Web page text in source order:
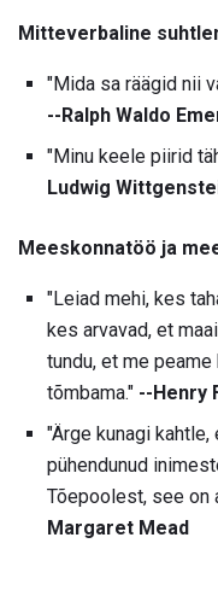
Mitteverbaline
"Mida sa räägid nii
--Ralph Waldo
"Minu keele piirid
Ludwig
Meeskonnatöö ja
"Leiad mehi, kes
kes arvavad, et
tundu, et me
tõmbama." --Henry
"Ärge kunagi
pühendunud
Tõepoolest, see on
Margaret Mead